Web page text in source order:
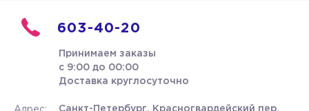
603-40-20
Принимаем заказы
с 9:00 до 00:00
Доставка круглосуточно
Санкт-Петербург, Красногвардейский пер.